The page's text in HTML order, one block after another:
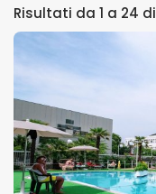
Risultati da 1 a 24 di